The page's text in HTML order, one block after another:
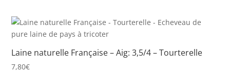
Laine naturelle Française – Aig: 3,5/4 – Tourterelle
7,80€